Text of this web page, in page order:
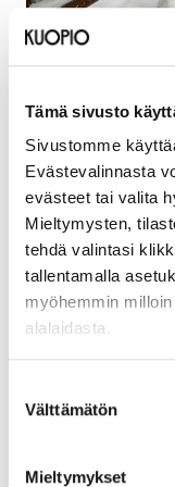
Tämä sivusto
Sivustomme
Evästevalinnasta
evästeet tai valita
Mieltymysten,
tehdä valintasi
tallentamalla
myöhemmin
alalaidasta.
Lue lisää
valinta
Välttämätön
Mieltymykset
Chinta pitää
kaupunkina. Hän
muassa
lenkkeilystä.
hänelle tärkeä
ole yhtään ikävä.
keskustassa,
pyöräillä joka
Chinta kokee,